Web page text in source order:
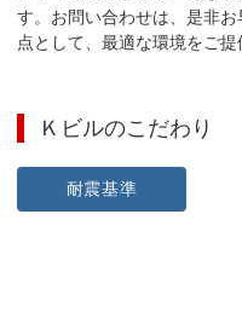
す。お問い合わせは、是非
点として、最適な環境をご提
Ｋビルのこだわり
耐震基準